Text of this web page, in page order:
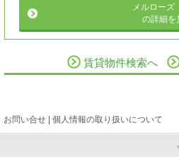
メルローズ
の詳細を
賃貸物件検索へ
お問い合せ | 個人情報の取り扱いについて